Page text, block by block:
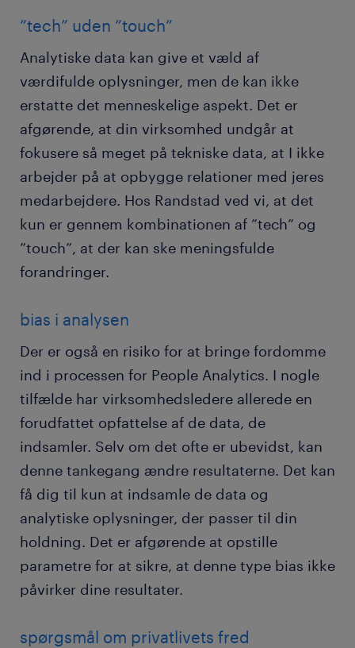
”tech” uden ”touch”
Analytiske data kan give et væld af
værdifulde oplysninger, men de kan ikke
erstatte det menneskelige aspekt. Det er
afgørende, at din virksomhed undgår at
fokusere så meget på tekniske data, at I ikke
arbejder på at opbygge relationer med jeres
medarbejdere. Hos Randstad ved vi, at det
kun er gennem kombinationen af ”tech” og
”touch”, at der kan ske meningsfulde
forandringer.
bias i analysen
Der er også en risiko for at bringe fordomme
ind i processen for People Analytics. I nogle
tilfælde har virksomhedsledere allerede en
forudfattet opfattelse af de data, de
indsamler. Selv om det ofte er ubevidst, kan
denne tankegang ændre resultaterne. Det kan
få dig til kun at indsamle de data og
analytiske oplysninger, der passer til din
holdning. Det er afgørende at opstille
parametre for at sikre, at denne type bias ikke
påvirker dine resultater.
spørgsmål om privatlivets fred